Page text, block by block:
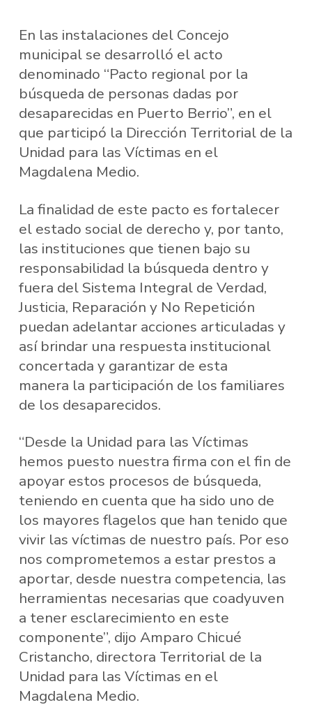
En las instalaciones del Concejo
municipal se desarrolló el acto
denominado “Pacto regional por la
búsqueda de personas dadas por
desaparecidas en Puerto Berrio”, en el
que participó la Dirección Territorial de la
Unidad para las Víctimas en el
Magdalena Medio.
La finalidad de este pacto es fortalecer
el estado social de derecho y, por tanto,
las instituciones que tienen bajo su
responsabilidad la búsqueda dentro y
fuera del Sistema Integral de Verdad,
Justicia, Reparación y No Repetición
puedan adelantar acciones articuladas y
así brindar una respuesta institucional
concertada y garantizar de esta
manera la participación de los familiares
de los desaparecidos.
“Desde la Unidad para las Víctimas
hemos puesto nuestra firma con el fin de
apoyar estos procesos de búsqueda,
teniendo en cuenta que ha sido uno de
los mayores flagelos que han tenido que
vivir las víctimas de nuestro país. Por eso
nos comprometemos a estar prestos a
aportar, desde nuestra competencia, las
herramientas necesarias que coadyuven
a tener esclarecimiento en este
componente”, dijo Amparo Chicué
Cristancho, directora Territorial de la
Unidad para las Víctimas en el
Magdalena Medio.